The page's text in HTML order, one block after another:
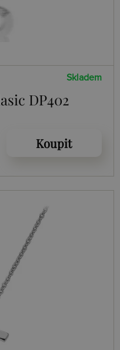
Skladem
DP402
Koupit